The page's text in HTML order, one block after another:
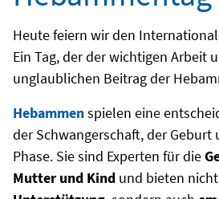
Heute feiern wir den
Ein Tag, der der wichtigen Arbeit
unglaublichen Beitrag der
Hebammenspielen eine
der Schwangerschaft, der
Phase. Sie sind Experten für die
Mutter und Kind und bieten